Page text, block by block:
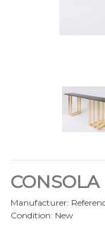
CONSOLA
Manufacturer:
Condition: New